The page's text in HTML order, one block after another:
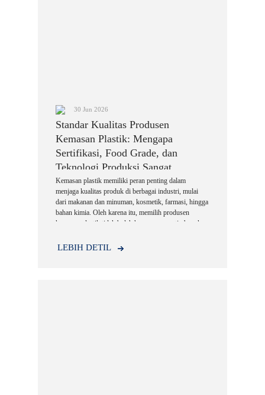
30 Jun 2026
Standar Kualitas Produsen
Kemasan Plastik: Mengapa
Sertifikasi, Food Grade, dan
Teknologi Produksi Sangat
Penting?
Kemasan plastik memiliki peran penting dalam
menjaga kualitas produk di berbagai industri, mulai
dari makanan dan minuman, kosmetik, farmasi, hingga
bahan kimia. Oleh karena itu, memilih produsen
kemasan plastik tidak boleh hanya mempertimbangkan
produksi, dan pengalaman perusahaan.
LEBIH DETIL